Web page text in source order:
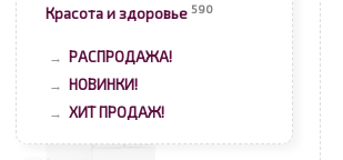
Красота и здоровье 590
→ РАСПРОДАЖА!
→ НОВИНКИ!
→ ХИТ ПРОДАЖ!